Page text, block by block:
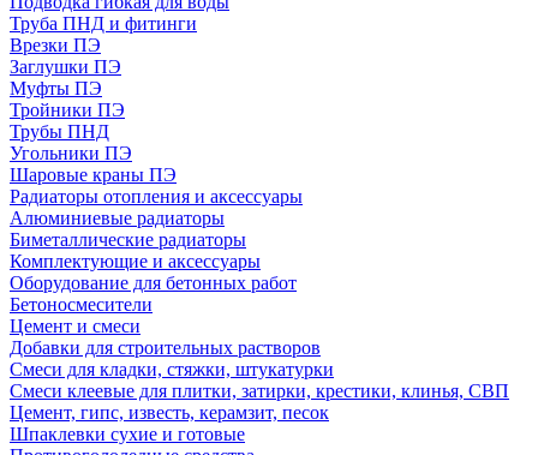
Труба ПНД и фитинги
Врезки ПЭ
Заглушки ПЭ
Муфты ПЭ
Тройники ПЭ
Трубы ПНД
Угольники ПЭ
Шаровые краны ПЭ
Радиаторы отопления и аксессуары
Алюминиевые радиаторы
Биметаллические радиаторы
Комплектующие и аксессуары
Оборудование для бетонных работ
Бетоносмесители
Цемент и смеси
Добавки для строительных растворов
Смеси для кладки, стяжки, штукатурки
Смеси клеевые для плитки, затирки, крестики, клинья, СВП
Цемент, гипс, известь, керамзит, песок
Шпаклевки сухие и готовые